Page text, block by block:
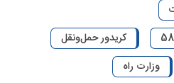
کریدور حمل‌ونقل
وزارت راه